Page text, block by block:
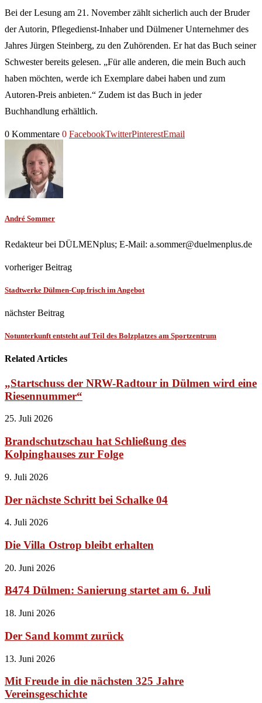
Bei der Lesung am 21. November zählt sicherlich auch der Bruder
der Autorin, Pflegedienst-Inhaber und Dülmener Unternehmer des
Jahres Jürgen Steinberg, zu den Zuhörenden. Er hat das Buch seiner
Schwester bereits gelesen. „Für alle anderen, die mein Buch auch
haben möchten, werde ich Exemplare dabei haben und zum
Autoren-Preis anbieten.“ Zudem ist das Buch in jeder
Buchhandlung erhältlich.
0 Kommentare 0 FacebookTwitterPinterestEmail
André Sommer
Redakteur bei DÜLMENplus; E-Mail: a.sommer@duelmenplus.de
vorheriger Beitrag
Stadtwerke Dülmen-Cup frisch im Angebot
nächster Beitrag
Notunterkunft entsteht auf Teil des Bolzplatzes am Sportzentrum
Related Articles
„Startschuss der NRW-Radtour in Dülmen wird eine
Riesennummer“
25. Juli 2026
Brandschutzschau hat Schließung des
Kolpinghauses zur Folge
9. Juli 2026
Der nächste Schritt bei Schalke 04
4. Juli 2026
Die Villa Ostrop bleibt erhalten
20. Juni 2026
B474 Dülmen: Sanierung startet am 6. Juli
18. Juni 2026
Der Sand kommt zurück
13. Juni 2026
Mit Freude in die nächsten 325 Jahre
Vereinsgeschichte